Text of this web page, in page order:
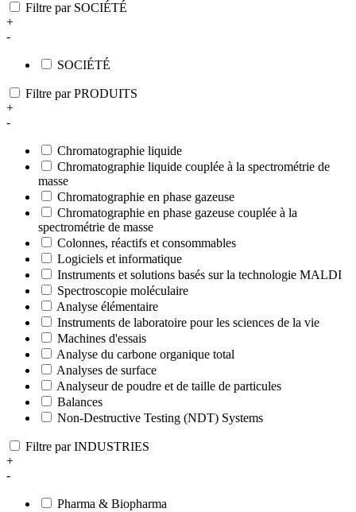
Filtre par SOCIÉTÉ
+
-
SOCIÉTÉ
Filtre par PRODUITS
+
-
Chromatographie liquide
Chromatographie liquide couplée à la spectrométrie de
masse
Chromatographie en phase gazeuse
Chromatographie en phase gazeuse couplée à la
spectrométrie de masse
Colonnes, réactifs et consommables
Logiciels et informatique
Instruments et solutions basés sur la technologie MALDI
Spectroscopie moléculaire
Analyse élémentaire
Instruments de laboratoire pour les sciences de la vie
Machines d'essais
Analyse du carbone organique total
Analyses de surface
Analyseur de poudre et de taille de particules
Balances
Non-Destructive Testing (NDT) Systems
Filtre par INDUSTRIES
+
-
Pharma & Biopharma